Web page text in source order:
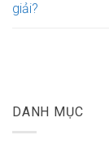
giải?
DANH MỤC